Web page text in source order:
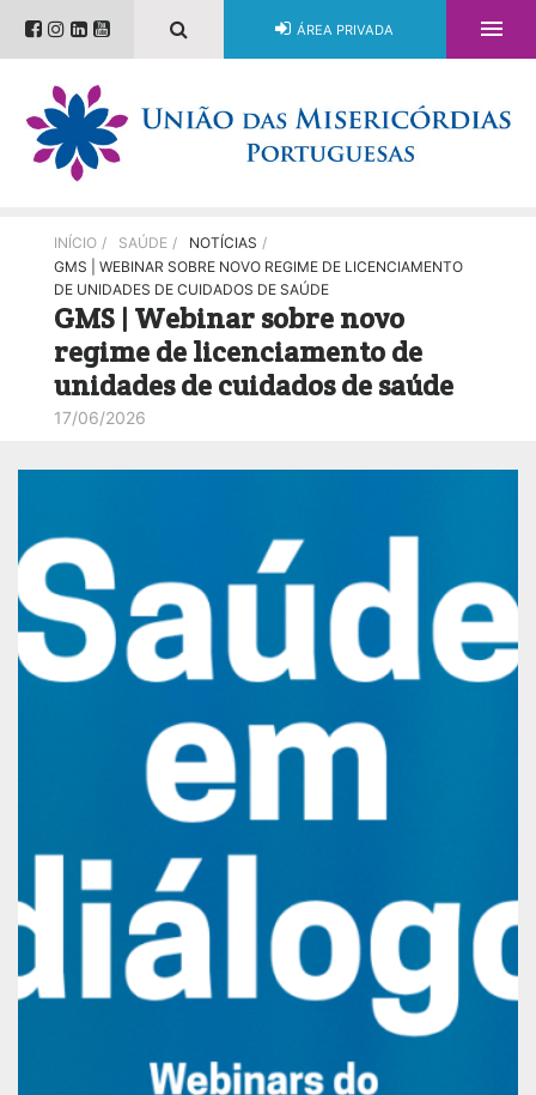
ÁREA PRIVADA 
INÍCIO / SAÚDE / NOTÍCIAS /
GMS | WEBINAR SOBRE NOVO REGIME DE LICENCIAMENTO
DE UNIDADES DE CUIDADOS DE SAÚDE
GMS | Webinar sobre novo
regime de licenciamento de
unidades de cuidados de saúde
17/06/2026